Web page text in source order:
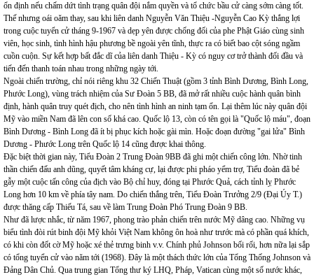
ổn định nếu chấm dứt tình trạng quân đội nắm quyền và tổ chức bầu cử càng sớm càng tốt.
Thế nhưng oái oăm thay, sau khi liên danh Nguyễn Văn Thiệu -Nguyễn Cao Kỳ thắng lợi
trong cuộc tuyển cử tháng 9-1967 và dẹp yên được chống đối của phe Phật Giáo cùng sinh
viên, học sinh, tình hình hậu phương bề ngoài yên tĩnh, thực ra có biết bao cột sóng ngầm
cuồn cuộn. Sự kết hợp bất đắc dĩ của liên danh Thiệu - Kỳ có nguy cơ trở thành đối đầu và
tiến đến thanh toán nhau trong những ngày tới.
Ngoài chiến trường, chỉ nói riêng khu 32 Chiến Thuật (gồm 3 tỉnh Bình Dương, Bình Long,
Phước Long), vùng trách nhiệm của Sư Đoàn 5 BB, đã mở rất nhiều cuộc hành quân bình
định, hành quân truy quét địch, cho nên tình hình an ninh tạm ổn. Lại thêm lúc này quân đội
Mỹ vào miền Nam đã lên con số khá cao. Quốc lộ 13, còn có tên gọi là "Quốc lộ máu", đoạn
Bình Dương - Bình Long đã ít bị phục kích hoặc gài mìn. Hoặc đoạn đường "gai lửa" Bình
Dương - Phước Long trên Quốc lộ 14 cũng được khai thông.
Đặc biệt thời gian này, Tiểu Đoàn 2 Trung Đoàn 9BB đã ghi một chiến công lớn. Nhờ tinh
thần chiến đấu anh dũng, quyết tâm kháng cự, lại được phi pháo yểm trợ, Tiểu đoàn đã bẻ
gẫy một cuộc tấn công của địch vào Bộ chỉ huy, đóng tại Phước Quả, cách tỉnh lỵ Phước
Long hơn 10 km về phía tây nam. Do chiến thắng trên, Tiểu Đoàn Trưởng 2/9 (Đại Úy T.)
được thăng cấp Thiếu Tá, sau về làm Trung Đoàn Phó Trung Đoàn 9 BB.
Như đã lược nhắc, từ năm 1967, phong trào phản chiến trên nước Mỹ dâng cao. Những vụ
biểu tình đòi rút binh đội Mỹ khỏi Việt Nam không ôn hoà như trước mà có phần quá khích,
có khi còn đốt cờ Mỹ hoặc xé thẻ trưng binh v.v. Chính phủ Johnson bối rối, hơn nữa lại sắp
có tổng tuyển cử vào năm tới (1968). Đây là một thách thức lớn của Tổng Thống Johnson và
Đảng Dân Chủ. Qua trung gian Tổng thư ký LHQ, Pháp, Vatican cùng một số nước khác,